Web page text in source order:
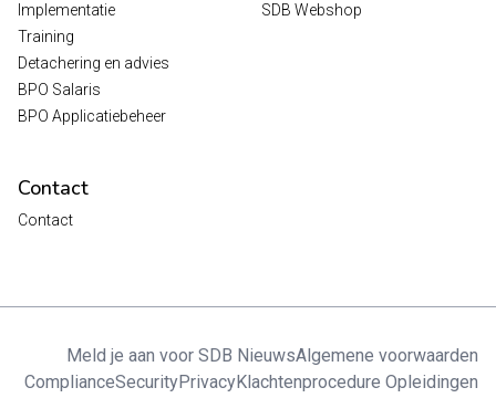
Implementatie
Training
Detachering en advies
BPO Salaris
BPO Applicatiebeheer
SDB Webshop
Contact
Contact
Meld je aan voor SDB NieuwsAlgemene voorwaarden
ComplianceSecurityPrivacyKlachtenprocedure Opleidingen